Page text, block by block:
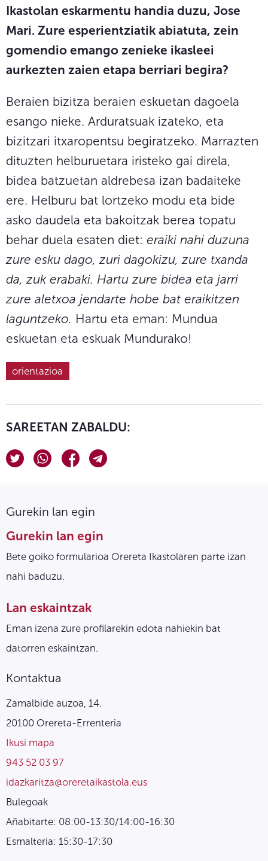
Ikastolan eskarmentu handia duzu, Jose
Mari. Zure esperientziatik abiatuta, zein
gomendio emango zenieke ikasleei
aurkezten zaien etapa berriari begira?
Beraien bizitza beraien eskuetan dagoela
esango nieke. Arduratsuak izateko, eta
bizitzari itxaropentsu begiratzeko. Marrazten
dituzten helburuetara iristeko gai direla,
bidea batzuetan aldrebesa izan badaiteke
ere. Helburu bat lortzeko modu eta bide
asko daudela eta bakoitzak berea topatu
behar duela esaten diet: eraiki nahi duzuna
zure esku dago, zuri dagokizu, zure txanda
da, zuk erabaki. Hartu zure bidea eta jarri
zure aletxoa jendarte hobe bat eraikitzen
laguntzeko. Hartu eta eman: Mundua
eskuetan eta eskuak Mundurako!
orientazioa
SAREETAN ZABALDU:
Gurekin lan egin
Gurekin lan egin
Bete goiko formularioa Orereta Ikastolaren parte izan
nahi baduzu.
Lan eskaintzak
Eman izena zure profilarekin edota nahiekin bat
datorren eskaintzan.
Kontaktua
Zamalbide auzoa, 14.
20100 Orereta-Errenteria
Ikusi mapa
943 52 03 97
idazkaritza@oreretaikastola.eus
Bulegoak
Añabitarte: 08:00-13:30/14:00-16:30
Esmalteria: 15:30-17:30